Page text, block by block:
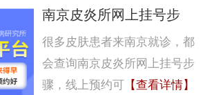
南京皮炎所网上挂号步
很多皮肤患者来南京就诊，都
会查询南京皮炎所网上挂号步
骤，线上预约可 【查看详情】